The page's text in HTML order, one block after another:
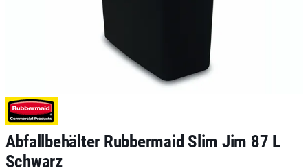
Abfallbehälter Rubbermaid Slim Jim 87 L
Schwarz